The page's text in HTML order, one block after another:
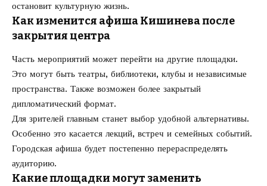
остановит культурную жизнь.
Как изменится афиша Кишинева после
закрытия центра
Часть мероприятий может перейти на другие площадки.
Это могут быть театры, библиотеки, клубы и независимые
пространства. Также возможен более закрытый
дипломатический формат.
Для зрителей главным станет выбор удобной альтернативы.
Особенно это касается лекций, встреч и семейных событий.
Городская афиша будет постепенно перераспределять
аудиторию.
Какие площадки могут заменить